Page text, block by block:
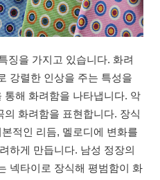
징을 가지고 있습니다. 화려
강렬한 인상을 주는 특성을
통해 화려함을 나타냅니다. 악
의 화려함을 표현합니다. 장식
적인 리듬, 멜로디에 변화를
하게 만듭니다. 남성 정장의
넥타이로 장식해 평범함이 화